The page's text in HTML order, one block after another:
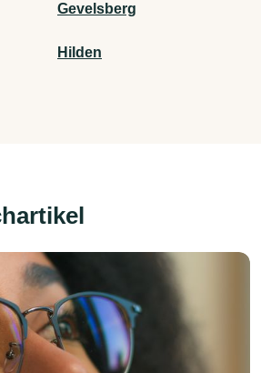
Gevelsberg
Hilden